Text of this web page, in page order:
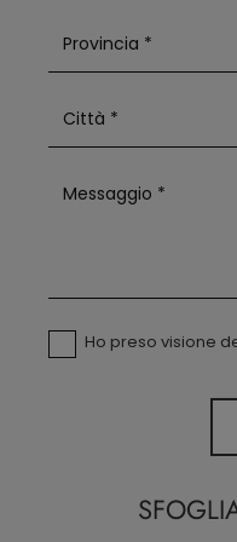
Ho preso visione